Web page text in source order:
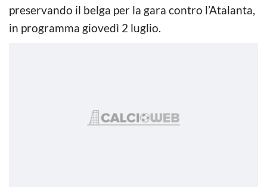
preservando il belga per la gara contro l’Atalanta,
in programma giovedì 2 luglio.